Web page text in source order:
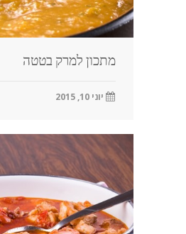
מתכון למרק בטטה
יוני 10, 2015